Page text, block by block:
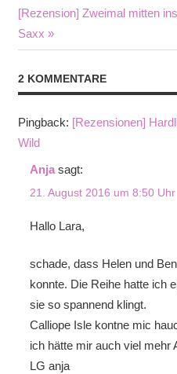
Nächster
Beitrag:
[Rezension] Zweimal mitten
Saxx
2 KOMMENTARE
Pingback: [Rezensionen]
Wild
Anja sagt:
21. August 2016 um 8:50 Uhr
Hallo Lara,
schade, dass Helen und
konnte. Die Reihe hatte ich
sie so spannend klingt.
Calliope Isle kontne mic
ich hätte mir auch viel mehr
LG anja